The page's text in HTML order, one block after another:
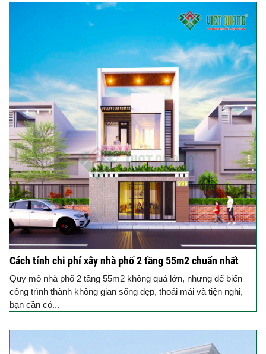
Cách tính chi phí xây nhà phố 2 tầng 55m2 chuẩn nhất
Quy mô nhà phố 2 tầng 55m2 không quá lớn, nhưng để biến
công trình thành không gian sống đẹp, thoải mái và tiện nghi,
bạn cần có...